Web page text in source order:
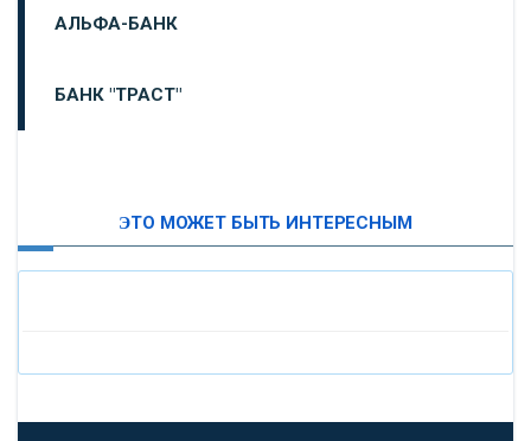
АЛЬФА-БАНК
БАНК "ТРАСТ"
«БАНК САНКТ-ПЕТЕРБУРГ»
ЭТО МОЖЕТ БЫТЬ ИНТЕРЕСНЫМ